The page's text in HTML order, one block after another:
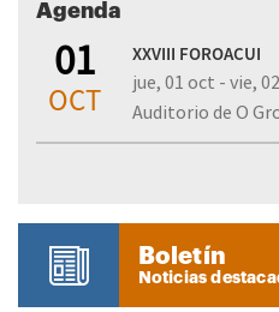
Agenda
01
OCT
XXVIII FOROACUI
jue, 01 oct - vie,
Auditorio de O
Boletín
Noticias